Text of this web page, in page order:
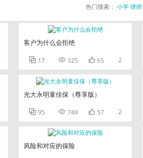
热门搜索： 小学律师
客户为什么会拒绝
 17  325  65 2
光大永明童佳保（尊享版）
 95  749  57 2
风险和对应的保险